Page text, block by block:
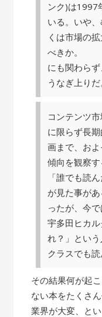
ンク)は1997
いる。いや
くは市場の
べきか。
にも関わら
うなぎ上りだ
コンテンツ
に限らず長
画まで、お
傾向を観察
「誰でも読
が見た事が
ったが、今
宇多田ヒカ
れ？」とい
クラスでも
その結果何が起
ない本をたくさ
業界が大変、と